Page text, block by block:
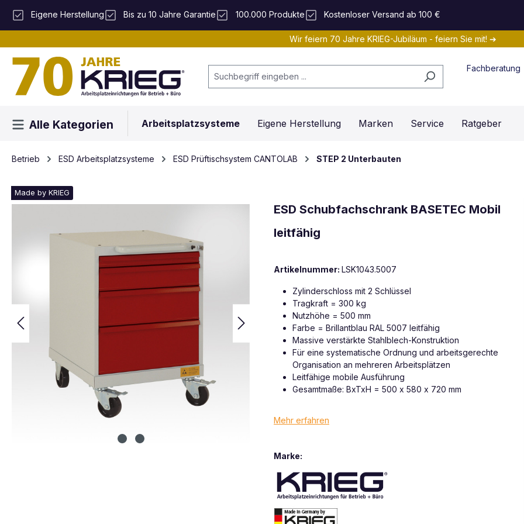
Hauptinhalt springen
Zur Suche springen
Zur Hauptnavigation springen
Eigene Herstellung Bis zu 10 Jahre Garantie 100.000 Produkte Kostenloser Versand ab 100 €
Wir feiern 70 Jahre KRIEG-Jubiläum - feiern Sie mit! ➔
Fachberatung
Alle Kategorien Arbeitsplatzsysteme Eigene Herstellung Marken Service Ratgeber
Betrieb ESD Arbeitsplatzsysteme ESD Prüftischsystem CANTOLAB STEP 2 Unterbauten
Made by KRIEG
ESD Schubfachschrank BASETEC Mobil
leitfähig
Artikelnummer: LSK1043.5007
Zylinderschloss mit 2 Schlüssel
Tragkraft = 300 kg
Nutzhöhe = 500 mm
Farbe = Brillantblau RAL 5007 leitfähig
Massive verstärkte Stahlblech-Konstruktion
Für eine systematische Ordnung und arbeitsgerechte
Organisation an mehreren Arbeitsplätzen
Leitfähige mobile Ausführung
Gesamtmaße: BxTxH = 500 x 580 x 720 mm
Mehr erfahren
Marke: